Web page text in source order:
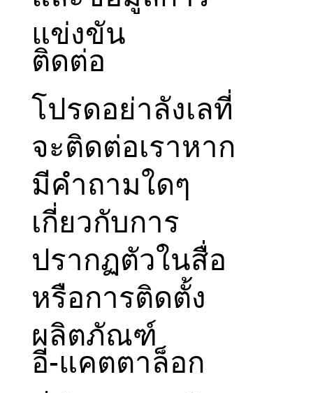
แข่งขัน
ติดต่อ
โปรดอย่าลังเลที่
จะติดต่อเราหาก
มีคำถามใดๆ
เกี่ยวกับการ
ปรากฏตัวในสื่อ
หรือการติดตั้ง
ผลิตภัณฑ์
อี-แคตตาล็อก